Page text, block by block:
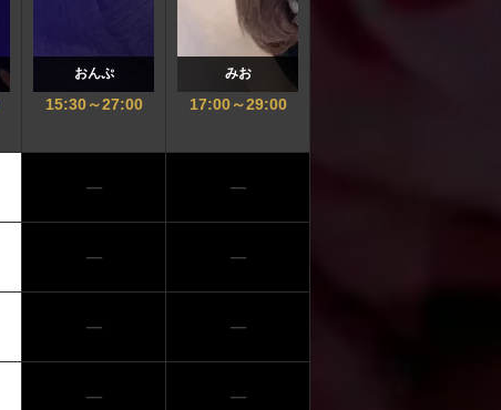
おんぷ
15:30～27:00
みお
17:00～29:00
─ ─
─ ─
─ ─
─ ─